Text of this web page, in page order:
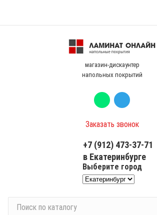
магазин-дискаунтер
напольных покрытий
Заказать звонок
+7 (912) 473-37-71
в Екатеринбурге
Выберите город